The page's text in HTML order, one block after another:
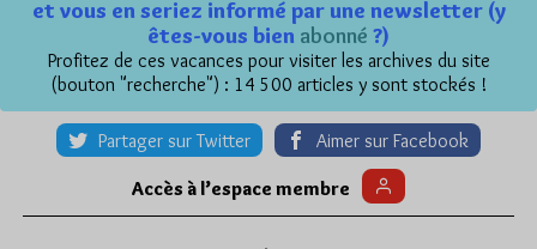
et vous en seriez informé par une newsletter (y
êtes-vous bien abonné ?)
Profitez de ces vacances pour visiter les archives du site
(bouton "recherche") : 14 500 articles y sont stockés !
Partager sur Twitter Aimer sur Facebook
Accès à l’espace membre